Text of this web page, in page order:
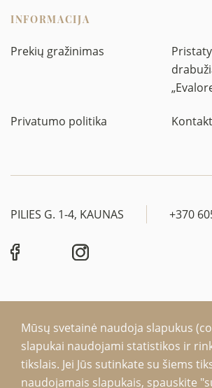
INFORMACIJA
Prekių gražinimas
Privatumo politika
PILIES G. 1-4, KAUNAS +370
EvaLore 2026. Visos teisės saugomos.
Be interneto svetainės administratoriaus sutikimo
platinti svetainėje esančią informaciją.
Mūsų svetainė naudoja slapukus
slapukai naudojami statistikos ir
tikslais. Jei Jūs sutinkate su šiems
naudojamais slapukais, spauskite